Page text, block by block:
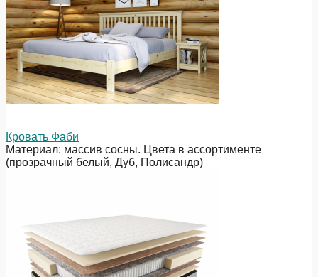
Кровать Фаби
Материал: массив сосны. Цвета в ассортименте
(прозрачный белый, Дуб, Полисандр)